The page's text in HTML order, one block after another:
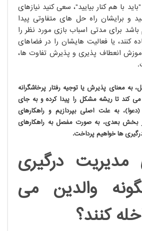
با هم کنار بیایید"، سعی کنید نیازهای
و برایشان راه حل های متفاوتی پیدا
برای مدتی اسباب بازی مورد نظر را
کنند، یا فعالیت هایشان را در فضاهای
انعطاف پذیری و پذیرش تفاوت ها،
به معنای پذیرش یا توجیه رفتار پرخاشگرانه
کند تا ریشه مشکل را پیدا کرده و به جای
به علت اصلی بپردازیم و راهکارهای
در بخش بعدی، به صورت مفصل به راهکارهای
ها خواهیم پرداخت.
مدیریت درگیری
والدین می
کنند؟